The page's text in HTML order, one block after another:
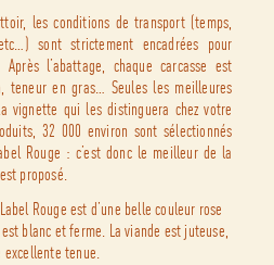
les conditions de transport (temps,
sont strictement encadrées pour
l’abattage, chaque carcasse est
teneur en gras… Seules les meilleures
vignette qui les distinguera chez votre
32 000 environ sont sélectionnés
Rouge : c’est donc le meilleur de la
proposé.
Rouge est d’une belle couleur rose
blanc et ferme. La viande est juteuse,
excellente tenue.